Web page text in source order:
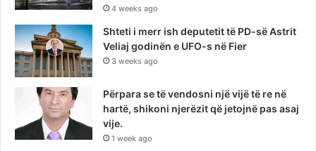
4 weeks ago
Shteti i merr ish deputetit të PD-së Astrit
Veliaj godinën e UFO-s në Fier
3 weeks ago
Përpara se të vendosni një vijë të re në
hartë, shikoni njerëzit që jetojnë pas asaj
vije.
1 week ago